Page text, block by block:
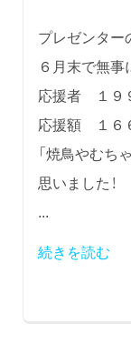
プレゼンター
６月末で無事
応援者 １９
応援額 １６
「焼鳥やむち
思いました！
...
続きを読む